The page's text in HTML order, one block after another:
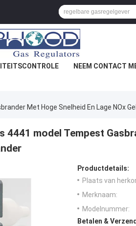
NEEM CONTACT
Met Hoge Snelheid En Lage NOx
4441 model Tempest
Productdetails:
Plaats van
Merknaam:
Modelnummer:
Betalen &